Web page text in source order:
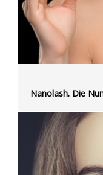
Nanolash. Die